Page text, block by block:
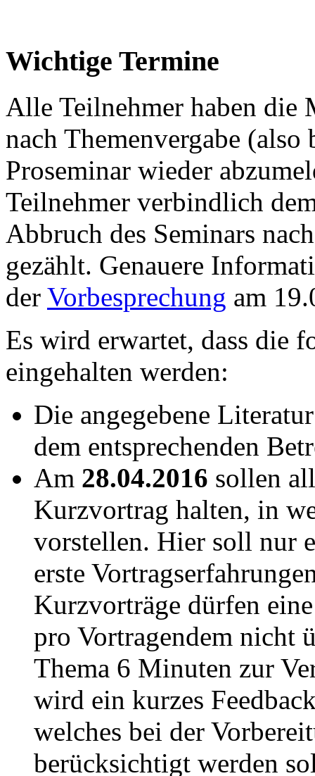
Wichtige Termine
Alle Teilnehmer haben die
nach Themenvergabe
Proseminar wieder
Teilnehmer verbindlich
Abbruch des Seminars
gezählt. Genauere
der Vorbesprechung am
Es wird erwartet, dass die
eingehalten werden:
Die angegebene
dem entsprechenden
Am 28.04.2016 sollen
Kurzvortrag halten, in
vorstellen. Hier soll nur
erste
Kurzvorträge dürfen
pro Vortragendem nicht
Thema 6 Minuten zur
wird ein kurzes
welches bei der
berücksichtigt werden